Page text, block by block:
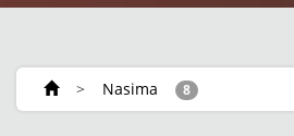
> Nasima 8